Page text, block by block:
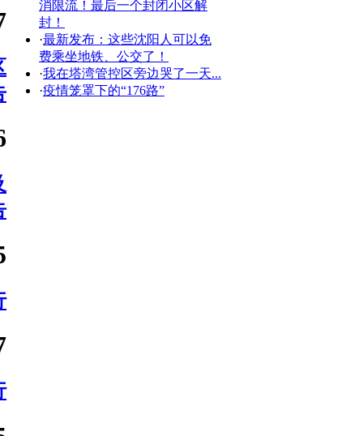
封！
·最新发布：这些沈阳人可以免
费乘坐地铁、公交了！
·我在塔湾管控区旁边哭了一天...
·疫情笼罩下的“176路”